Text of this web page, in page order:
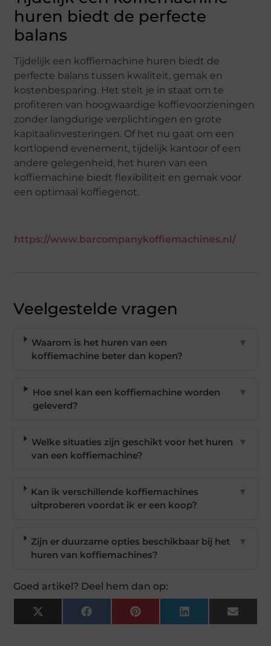
huren biedt de perfecte
balans
Tijdelijk een koffiemachine huren biedt de
perfecte balans tussen kwaliteit, gemak en
kostenbesparing. Het stelt je in staat om te
profiteren van hoogwaardige koffievoorzieningen
zonder langdurige verplichtingen en grote
kapitaalinvesteringen. Of het nu gaat om een
kortlopend evenement, tijdelijk kantoor of een
andere gelegenheid, het huren van een
koffiemachine biedt flexibiliteit en gemak voor
een optimaal koffiegenot.
https://www.barcompanykoffiemachines.nl/
Veelgestelde vragen
Waarom is het huren van een
koffiemachine beter dan kopen?
▼
Hoe snel kan een koffiemachine worden
geleverd?
▼
Welke situaties zijn geschikt voor het huren
van een koffiemachine?
▼
Kan ik verschillende koffiemachines
uitproberen voordat ik er een koop?
▼
Zijn er duurzame opties beschikbaar bij het
huren van koffiemachines?
▼
Goed artikel? Deel hem dan op:
X
(Twitter)
FacebookPinterest LinkedIn Email